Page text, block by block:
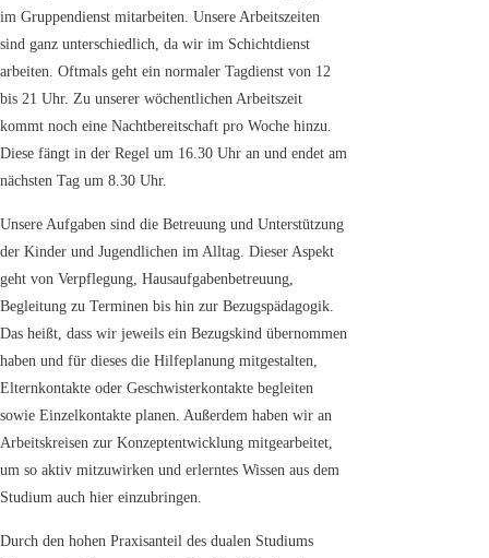
im Gruppendienst mitarbeiten. Unsere Arbeitszeiten
sind ganz unterschiedlich, da wir im Schichtdienst
arbeiten. Oftmals geht ein normaler Tagdienst von 12
bis 21 Uhr. Zu unserer wöchentlichen Arbeitszeit
kommt noch eine Nachtbereitschaft pro Woche hinzu.
Diese fängt in der Regel um 16.30 Uhr an und endet am
nächsten Tag um 8.30 Uhr.
Unsere Aufgaben sind die Betreuung und Unterstützung
der Kinder und Jugendlichen im Alltag. Dieser Aspekt
geht von Verpflegung, Hausaufgabenbetreuung,
Begleitung zu Terminen bis hin zur Bezugspädagogik.
Das heißt, dass wir jeweils ein Bezugskind übernommen
haben und für dieses die Hilfeplanung mitgestalten,
Elternkontakte oder Geschwisterkontakte begleiten
sowie Einzelkontakte planen. Außerdem haben wir an
Arbeitskreisen zur Konzeptentwicklung mitgearbeitet,
um so aktiv mitzuwirken und erlerntes Wissen aus dem
Studium auch hier einzubringen.
Durch den hohen Praxisanteil des dualen Studiums